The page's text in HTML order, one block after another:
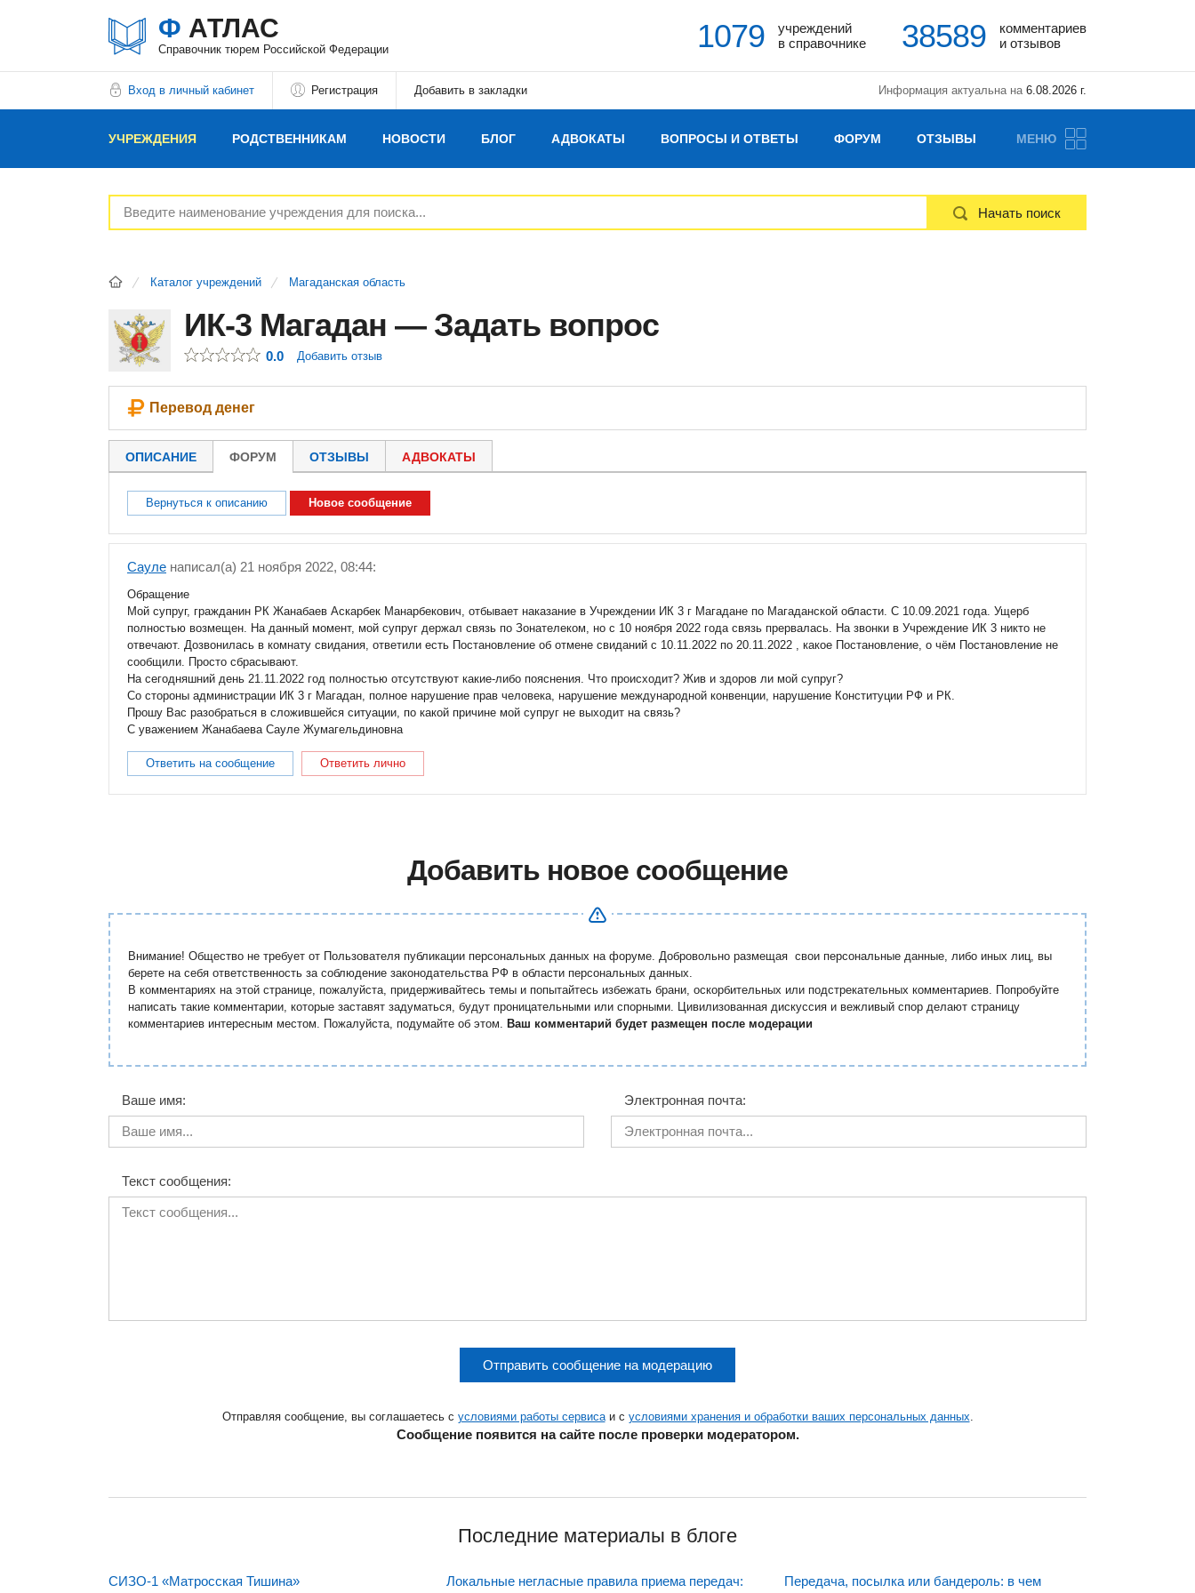
Ф АТЛАС
Справочник тюрем Российской Федерации 1079
учреждений
в справочнике
38589
комментариев
и отзывов
Информация актуальна на6.08.2026 г.
Вход в личный кабинет Регистрация Добавить в закладки
УЧРЕЖДЕНИЯ РОДСТВЕННИКАМ НОВОСТИ БЛОГ АДВОКАТЫ ВОПРОСЫ И ОТВЕТЫ ФОРУМ ОТЗЫВЫ
РЕКЛАМОДАТЕЛЯМ
МЕНЮ
Начать поиск
Каталог учреждений Магаданская область
ИК-3 Магадан — Задать вопрос
0.0 Добавить отзыв
Перевод денег
ОПИСАНИЕ ФОРУМ ОТЗЫВЫ АДВОКАТЫ
Вернуться к описанию Новое сообщение
Сауле написал(a) 21 ноября 2022, 08:44:
Обращение
Мой супруг, гражданин РК Жанабаев Аскарбек Манарбекович, отбывает наказание в Учреждении ИК 3 г Магадане по Магаданской области. С 10.09.2021 года. Ущерб
полностью возмещен. На данный момент, мой супруг держал связь по Зонателеком, но с 10 ноября 2022 года связь прервалась. На звонки в Учреждение ИК 3 никто не
отвечают. Дозвонилась в комнату свидания, ответили есть Постановление об отмене свиданий с 10.11.2022 по 20.11.2022 , какое Постановление, о чём Постановление не
сообщили. Просто сбрасывают.
На сегодняшний день 21.11.2022 год полностью отсутствуют какие-либо пояснения. Что происходит? Жив и здоров ли мой супруг?
Со стороны администрации ИК 3 г Магадан, полное нарушение прав человека, нарушение международной конвенции, нарушение Конституции РФ и РК.
Прошу Вас разобраться в сложившейся ситуации, по какой причине мой супруг не выходит на связь?
С уважением Жанабаева Сауле Жумагельдиновна
Ответить на сообщение Ответить лично
Добавить новое сообщение
Внимание! Общество не требует от Пользователя публикации персональных данных на форуме. Добровольно размещая свои персональные данные, либо иных лиц, вы
берете на себя ответственность за соблюдение законодательства РФ в области персональных данных.
В комментариях на этой странице, пожалуйста, придерживайтесь темы и попытайтесь избежать брани, оскорбительных или подстрекательных комментариев. Попробуйте
написать такие комментарии, которые заставят задуматься, будут проницательными или спорными. Цивилизованная дискуссия и вежливый спор делают страницу
комментариев интересным местом. Пожалуйста, подумайте об этом. Ваш комментарий будет размещен после модерации
Ваше имя: Электронная почта:
Текст сообщения:
Отправить сообщение на модерацию
Отправляя сообщение, вы соглашаетесь с условиями работы сервисаи с условиями хранения и обработки ваших персональных данных.
Сообщение появится на сайте после проверки модератором.
Последние материалы в блоге
СИЗО-1 «Матросская Тишина»
Локальные негласные правила приема передач:
Передача, посылка или бандероль: в чем